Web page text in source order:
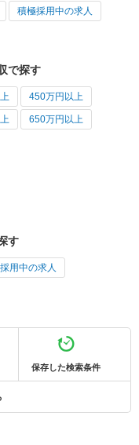
積極採用中の求人
で探す
450万円以上
650万円以上
す
用中の求人
保存した検索条件